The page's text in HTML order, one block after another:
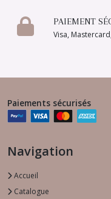
PAIEMENT
Visa,
Paiements sécurisés
Navigation
Accueil
Catalogue